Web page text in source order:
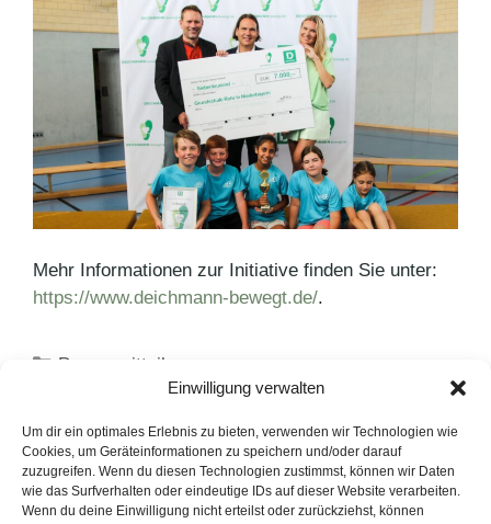
Einwilligung verwalten
Um dir ein optimales Erlebnis zu bieten, verwenden wir Technologien wie
Cookies, um Geräteinformationen zu speichern und/oder darauf
zuzugreifen. Wenn du diesen Technologien zustimmst, können wir Daten
wie das Surfverhalten oder eindeutige IDs auf dieser Website verarbeiten.
Wenn du deine Einwilligung nicht erteilst oder zurückziehst, können
Mehr Informationen zur Initiative finden Sie unter:
https://www.deichmann-bewegt.de/.
Kategorien
Pressemitteilungen
Deichmann bewegt,
Neudorffs Presse-Event lockte zahlreiche Gäste
nach Hamburg
Mitsubishi Motors in Deutschland